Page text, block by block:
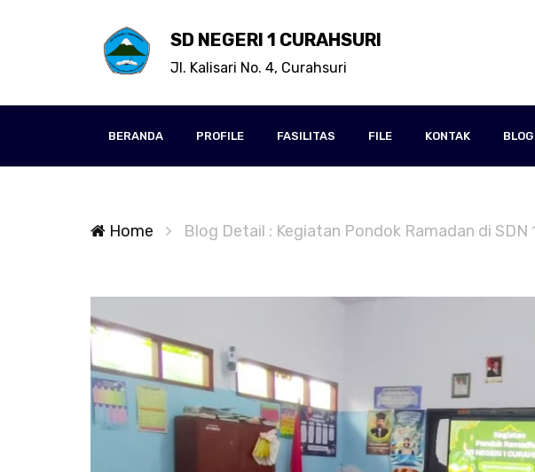
SD NEGERI 1 CURAHSURI
Jl. Kalisari No. 4, Curahsuri
BERANDA PROFILE FASILITAS FILE KONTAK BLOG
Home Blog Detail : Kegiatan Pondok Ramadan di